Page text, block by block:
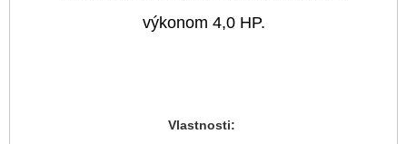
výkonom 4,0 HP.
Vlastnosti: